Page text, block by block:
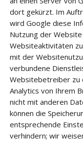
dort gekürzt. Im
wird Google diese
Nutzung der
Websiteaktivitäten
mit der
verbundene
Websitebetreiber zu
Analytics von Ihrem
nicht mit anderen
können die
entsprechende
verhindern; wir